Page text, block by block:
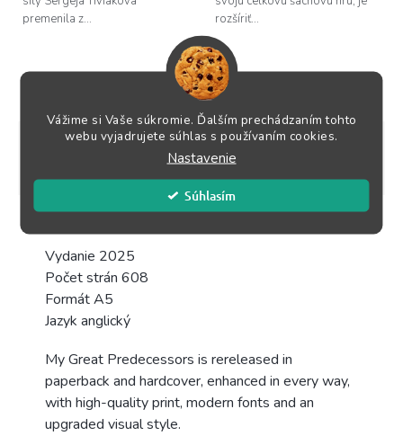
Vážime si Vaše súkromie. Ďalším prechádzaním tohto
webu vyjadrujete súhlas s používaním cookies.
Nastavenie
Súhlasím
premenila z...
rozšíriť...
ZOBRAZIŤ VŠETKY SÚVISIACE PRODUKTY
Popis Podobné (3) Súvisiace súbory (1)
Hodnotenie Diskusia Ostatné informácie
Vydanie 2025
Počet strán 608
Formát A5
Jazyk anglický
My Great Predecessors is rereleased in
paperback and hardcover, enhanced in every way,
with high-quality print, modern fonts and an
upgraded visual style.